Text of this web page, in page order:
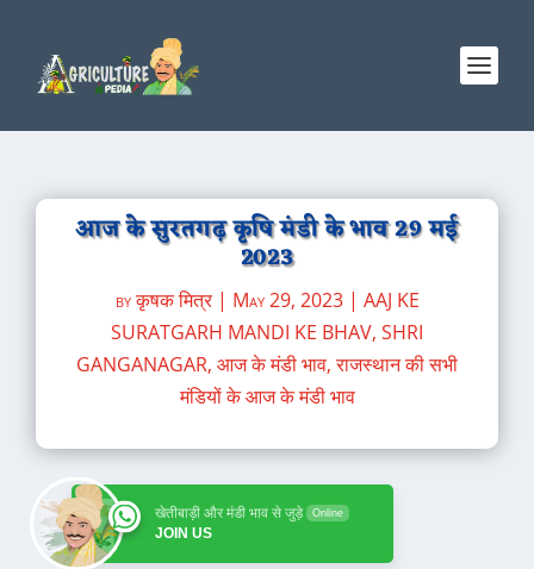
आज के सुरतगढ़ कृषि मंडी के भाव 29 मई
2023
byकृषक मित्र| May 29, 2023| AAJ KE
SURATGARH MANDI KE BHAV, SHRI
GANGANAGAR, आज के मंडी भाव,राजस्थान की सभी
मंडियों के आज के मंडी भाव
खेतीबाड़ी और मंडी भाव से जुड़े Online
JOIN US